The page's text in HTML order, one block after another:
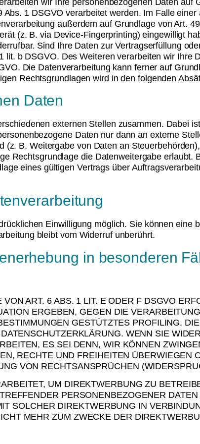
1 DSGVO verarbeitet werden. Im Falle
außerdem auf Grundlage von Art.
(z. B. via Device-Fingerprinting) eingewilligt
Sind Ihre Daten zur Vertragserfüllung
b DSGVO. Des Weiteren verarbeiten wir Ihre
Die Datenverarbeitung kann ferner auf
Rechtsgrundlagen wird in den folgenden
Daten
externen Stellen zusammen. Dabei
Daten nur dann an externe
B. Weitergabe von Daten an
Rechtsgrundlage die Datenweitergabe erlaubt.
eines gültigen Vertrags über
Einwilligung möglich. Sie können eine
bleibt vom Widerruf unberührt.
in besonderen
ART. 6 ABS. 1 LIT. E ODER F DSGVO
ERGEBEN, GEGEN DIE
GESTÜTZTES PROFILING.
WENN SIE
ES SEI DENN, WIR KÖNNEN
RECHTE UND FREIHEITEN ÜBERWIEGEN
VON RECHTSANSPRÜCHEN
UM DIREKTWERBUNG ZU
PERSONENBEZOGENER
SOLCHER DIREKTWERBUNG IN
MEHR ZUM ZWECKE DER